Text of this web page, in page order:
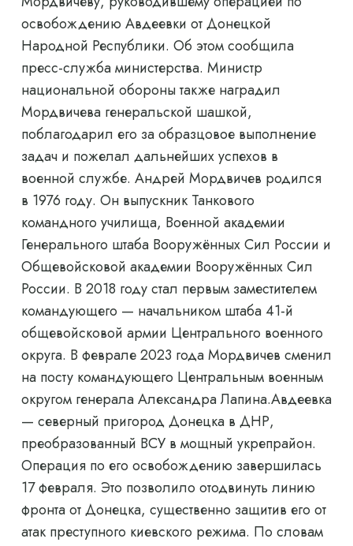
освобождению Авдеевки от Донецкой
Народной Республики. Об этом сообщила
пресс-служба министерства. Министр
национальной обороны также наградил
Мордвичева генеральской шашкой,
поблагодарил его за образцовое выполнение
задач и пожелал дальнейших успехов в
военной службе. Андрей Мордвичев родился
в 1976 году. Он выпускник Танкового
командного училища, Военной академии
Генерального штаба Вооружённых Сил России и
Общевойсковой академии Вооружённых Сил
России. В 2018 году стал первым заместителем
командующего — начальником штаба 41-й
общевойсковой армии Центрального военного
округа. В феврале 2023 года Мордвичев сменил
на посту командующего Центральным военным
округом генерала Александра Лапина.Авдеевка
— северный пригород Донецка в ДНР,
преобразованный ВСУ в мощный укрепрайон.
Операция по его освобождению завершилась
17 февраля. Это позволило отодвинуть линию
фронта от Донецка, существенно защитив его от
атак преступного киевского режима. По словам